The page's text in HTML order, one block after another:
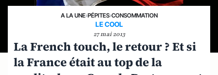
A LA UNE›PÉPITES›CONSOMMATION
LE COOL
27 mai 2013
La French touch, le retour ? Et si
la France était au top de la